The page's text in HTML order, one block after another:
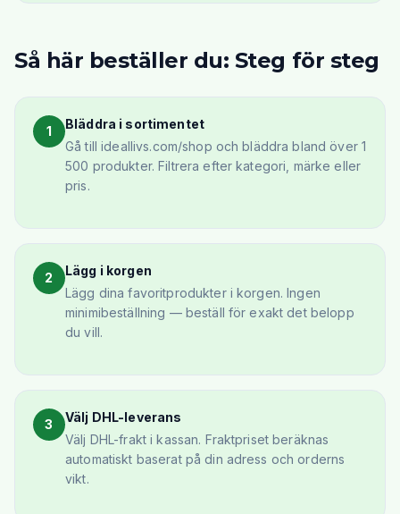
Så här beställer du: Steg för steg
1
Bläddra i sortimentet
Gå till ideallivs.com/shop och bläddra bland över 1
500 produkter. Filtrera efter kategori, märke eller
pris.
2
Lägg i korgen
Lägg dina favoritprodukter i korgen. Ingen
minimibeställning — beställ för exakt det belopp
du vill.
3
Välj DHL-leverans
Välj DHL-frakt i kassan. Fraktpriset beräknas
automatiskt baserat på din adress och orderns
vikt.